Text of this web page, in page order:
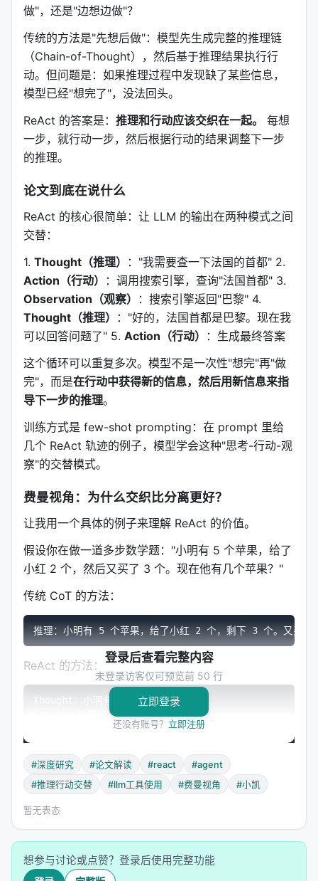
做"，还是"边想边做"？
传统的方法是"先想后做"：模型先生成完整的推理链
（Chain-of-Thought），然后基于推理结果执行行
动。但问题是：如果推理过程中发现缺了某些信息，
模型已经"想完了"，没法回头。
ReAct 的答案是： 推理和行动应该交织在一起。
每想
一步，就行动一步，然后根据行动的结果调整下一步
的推理。
论文到底在说什么
ReAct 的核心很简单：让 LLM 的输出在两种模式之间
交替：
1. Thought（推理）
："我需要查一下法国的首都" 2.
Action（行动）
：调用搜索引擎，查询"法国首都" 3.
Observation（观察）
：搜索引擎返回"巴黎" 4.
Thought（推理）
："好的，法国首都是巴黎。现在我
可以回答问题了" 5. Action（行动）
：生成最终答案
这个循环可以重复多次。模型不是一次性"想完"再"做
完"，而是在行动中获得新的信息，然后用新信息来指
导下一步的推理。
训练方式是 few-shot prompting：在 prompt 里给
几个 ReAct 轨迹的例子，模型学会这种"思考-行动-观
察"的交替模式。
费曼视角：为什么交织比分离更好？
让我用一个具体的例子来理解 ReAct 的价值。
假设你在做一道多步数学题："小明有 5 个苹果，给了
小红 2 个，然后又买了 3 个。现在他有几个苹果？"
传统 CoT 的方法：
ReAct 的方法：
Thought：小明有 5 个苹果。
Action：计算 5-2=3。
Observation：3。
Action：计算 3+3=6。
Observation：6。
Thought：答案是 6。
杂的问题："2024 年诺贝尔物理学奖得主的主要贡献
是什么？"
登录后查看完整内容
未登录访客仅可预览前 50 行
立即登录
还没有账号？ 立即注册
#深度研究 #论文解读 #react
#agent
#推理行动交替
#llm工具使用 #费曼视角 #小凯
暂无表态
想参与讨论或点赞？登录后使用完整功能